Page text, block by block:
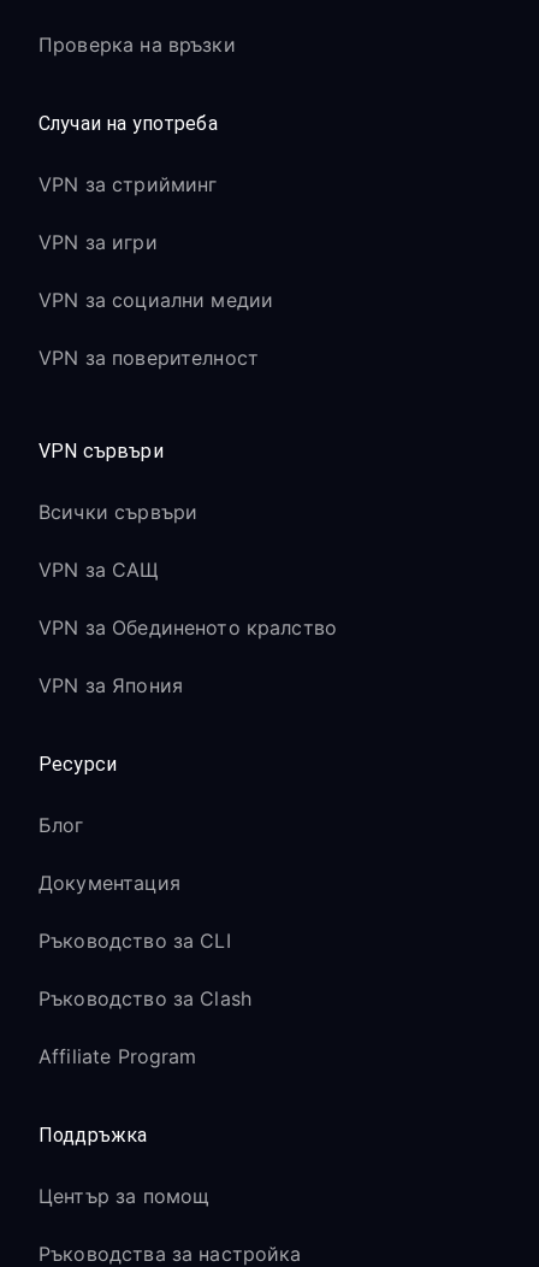
Проверка на връзки
Случаи на употреба
VPN за стрийминг
VPN за игри
VPN за социални медии
VPN за поверителност
VPN сървъри
Всички сървъри
VPN за САЩ
VPN за Обединеното кралство
VPN за Япония
Ресурси
Блог
Документация
Ръководство за CLI
Ръководство за Clash
Affiliate Program
Поддръжка
Център за помощ
Ръководства за настройка